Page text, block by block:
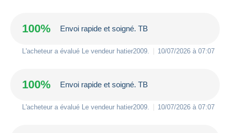
100% Envoi rapide et soigné. TB
L'acheteur a évalué Le vendeur hatier2009 10/07/2026 à 07:07
100% Envoi rapide et soigné. TB
L'acheteur a évalué Le vendeur hatier2009 10/07/2026 à 07:07